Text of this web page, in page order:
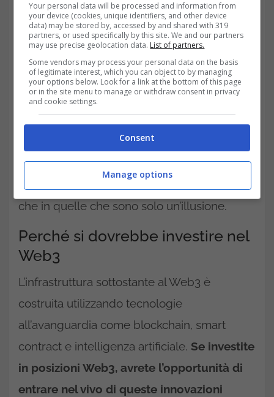
comportare una perdita significativa delle
vostre risorse finanziarie. Se volete andare
sul sicuro, dovreste partecipare solo a
iniziative che sono state esaminate a fondo.
Per quanto riguarda l’affidabilità, anche gli
necessariamente affidabili. Le migliori
possibilità sono quelle di investire in aziende
che hanno casi d’uso reali e solidi, piuttosto
che in quelle che sono solo un’illusione.
Perché si dovrebbe investire nel
Web3
L’infrastruttura sottostante al Web3 è
costruita utilizzando tecnologie
all’avanguardia come blockchain, smart
contract e intelligenza artificiale. Se investite
in posizioni Web3, avrete l’opportunità di
entrare nel vivo di queste innovazioni
Your personal data will be processed and information from
your device (cookies, unique identifiers, and other device
data) may be stored by, accessed by and shared with 319
partners, or used specifically by this site. We and our partners
may use precise geolocation data. List of partners.
Some vendors may process your personal data on the basis
of legitimate interest, which you can object to by managing
your options below. Look for a link at the bottom of this page
or in the site menu to manage or withdraw consent in privacy
and cookie settings.
Consent
Manage options